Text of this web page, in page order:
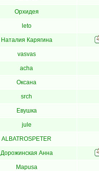
Орхидея
leto
Наталия Карягина
vasvas
acha
Оксана
srch
Евушка
jule
ALBATROSPETER
Дорожинская Анна
Mapusa